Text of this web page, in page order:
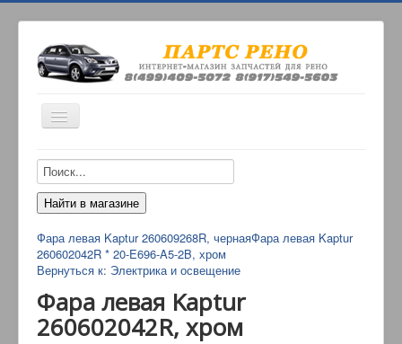
Включить/
выключить
ИНТЕРНЕТ-МАГАЗИН
О НАС
КОНТАКТЫ
ДОСТАВКА
Фара левая Kaptur 260609268R, чернаяФара левая Kaptur
260602042R * 20-E696-A5-2B, хром
Вернуться к: Электрика и освещение
Фара левая Kaptur
260602042R, хром